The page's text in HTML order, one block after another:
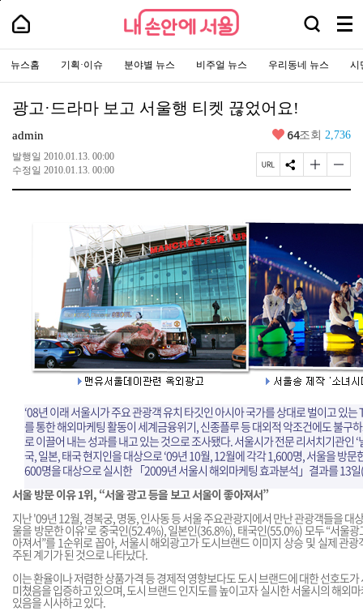
가
내
손
에
서
울
-
울
시
표
통
포
털
내
손
서
울
검
창
열
기
메
뉴
전
체
보
비
뉴스홈 기획·이슈 분야별 뉴스 비주얼 뉴스 우리동네 뉴스 시
광고·드라마 보고 서울행 티켓 끊었어요!
admin
발행일 2010.01.13. 00:00
수정일 2010.01.13. 00:00
좋
요
64조회 2,736
페
이
R
L
복
사
S
N
유
기
글
자
크
경
하
기
글
자
작
하
기
‘08년 이래 서울시가 주요 관광객 유치 타깃인 아시아 국가를 상대로 벌이고 있는
를 통한 해외마케팅 활동이 세계금융위기, 신종플루 등 대외적 악조건에도 불구
로 이끌어 내는 성과를 내고 있는 것으로 조사됐다. 서울시가 전문 리서치기관인 ‘
국, 일본, 태국 현지인을 대상으로 ‘09년 10월, 12월에 각각 1,600명, 서울을 방문
600명을 대상으로 실시한 「2009년 서울시 해외마케팅 효과분석」결과를 13
서울 방문 이유 1위, “서울 광고 등을 보고 서울이 좋아져서”
지난 '09년 12월, 경복궁, 명동, 인사동 등 서울 주요관광지에서 만난 관광객들을 대
울을 방문한 이유'로 중국인(52.4%), 일본인(36.8%), 태국인(55.0%) 모두 “서울
아져서”를 1순위로 꼽아, 서울시 해외광고가 도시브랜드 이미지 상승 및 실제 관
주된 계기가 된 것으로 나타났다.
이는 환율이나 저렴한 상품가격 등 경제적 영향보다도 도시 브랜드에 대한 선호도
미쳤음을 입증하고 있으며, 도시 브랜드 인지도를 높이고자 실시한 서울시의 해외
있음을 시사하고 있다.
단